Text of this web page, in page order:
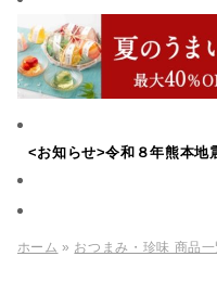
<お知らせ>令和８年熊本地
ホーム » おつまみ・珍味 商品一